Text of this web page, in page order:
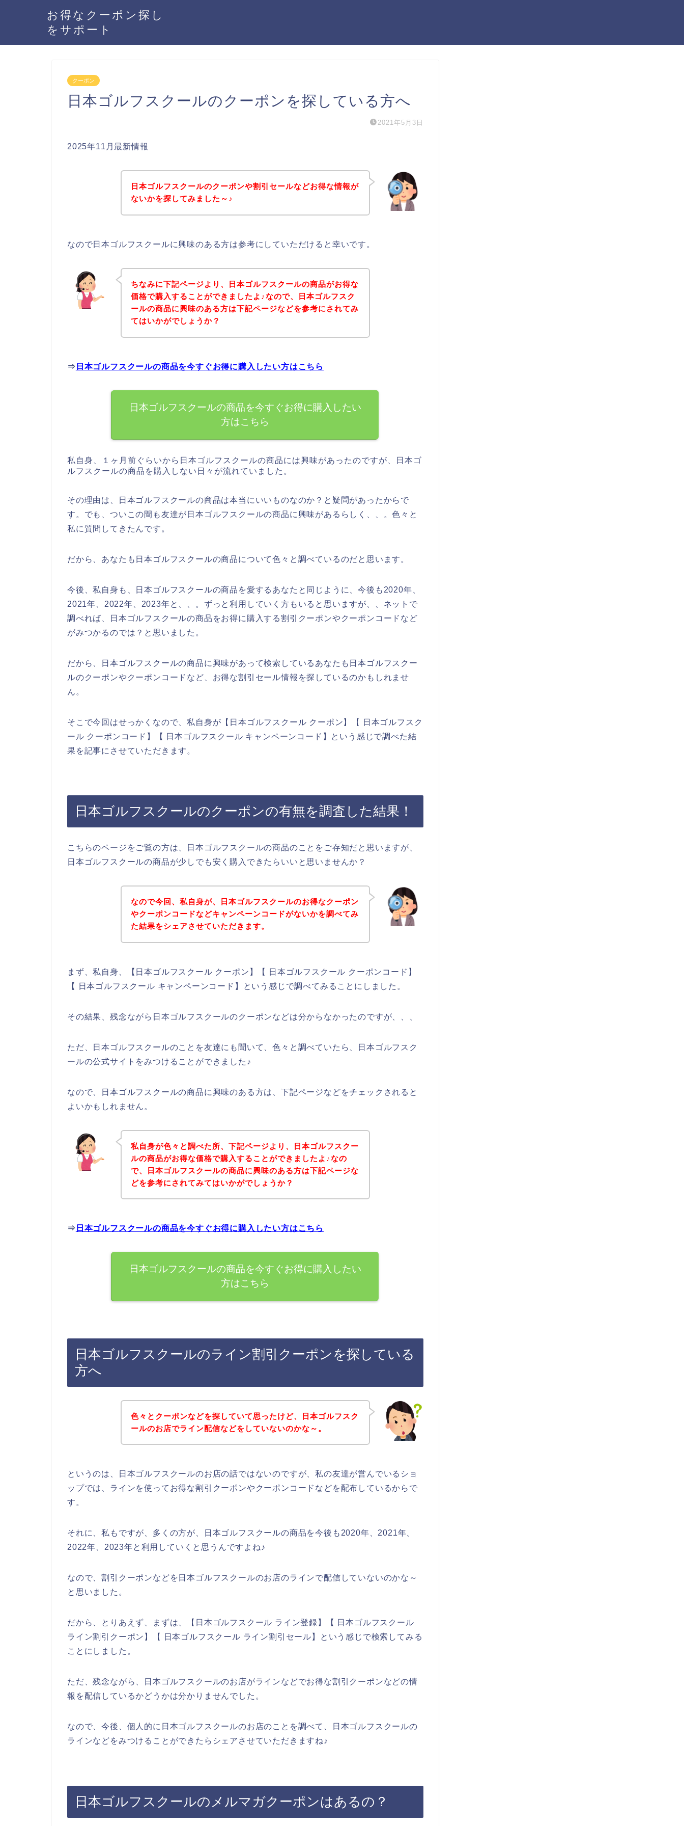
お得なクーポン探し
をサポート
クーポン
日本ゴルフスクールのクーポンを探している方へ
2021年5月3日
2025年11月最新情報
日本ゴルフスクールのクーポンや割引セールなどお得な情報が
ないかを探してみました～♪
なので日本ゴルフスクールに興味のある方は参考にしていただけると幸いです。
ちなみに下記ページより、日本ゴルフスクールの商品がお得な
価格で購入することができましたよ♪なので、日本ゴルフスク
ールの商品に興味のある方は下記ページなどを参考にされてみ
てはいかがでしょうか？
⇒ 日本ゴルフスクールの商品を今すぐお得に購入したい方はこちら
日本ゴルフスクールの商品を今すぐお得に購入したい
方はこちら
私自身、１ヶ月前ぐらいから日本ゴルフスクールの商品には興味があったのですが、日本ゴ
ルフスクールの商品を購入しない日々が流れていました。
その理由は、日本ゴルフスクールの商品は本当にいいものなのか？と疑問があったからで
す。でも、ついこの間も友達が日本ゴルフスクールの商品に興味があるらしく、、。色々と
私に質問してきたんです。
だから、あなたも日本ゴルフスクールの商品について色々と調べているのだと思います。
今後、私自身も、日本ゴルフスクールの商品を愛するあなたと同じように、今後も2020年、
2021年、2022年、2023年と、、。ずっと利用していく方もいると思いますが、、ネットで
調べれば、日本ゴルフスクールの商品をお得に購入する割引クーポンやクーポンコードなど
がみつかるのでは？と思いました。
だから、日本ゴルフスクールの商品に興味があって検索しているあなたも日本ゴルフスクー
ルのクーポンやクーポンコードなど、お得な割引セール情報を探しているのかもしれませ
ん。
そこで今回はせっかくなので、私自身が【日本ゴルフスクール クーポン】【 日本ゴルフスク
ール クーポンコード】【 日本ゴルフスクール キャンペーンコード】という感じで調べた結
果を記事にさせていただきます。
日本ゴルフスクールのクーポンの有無を調査した結果！
こちらのページをご覧の方は、日本ゴルフスクールの商品のことをご存知だと思いますが、
日本ゴルフスクールの商品が少しでも安く購入できたらいいと思いませんか？
なので今回、私自身が、日本ゴルフスクールのお得なクーポン
やクーポンコードなどキャンペーンコードがないかを調べてみ
た結果をシェアさせていただきます。
まず、私自身、【日本ゴルフスクール クーポン】【 日本ゴルフスクール クーポンコード】
【 日本ゴルフスクール キャンペーンコード】という感じで調べてみることにしました。
その結果、残念ながら日本ゴルフスクールのクーポンなどは分からなかったのですが、、、
ただ、日本ゴルフスクールのことを友達にも聞いて、色々と調べていたら、日本ゴルフスク
ールの公式サイトをみつけることができました♪
なので、日本ゴルフスクールの商品に興味のある方は、下記ページなどをチェックされると
よいかもしれません。
私自身が色々と調べた所、下記ページより、日本ゴルフスクー
ルの商品がお得な価格で購入することができましたよ♪なの
で、日本ゴルフスクールの商品に興味のある方は下記ページな
どを参考にされてみてはいかがでしょうか？
⇒ 日本ゴルフスクールの商品を今すぐお得に購入したい方はこちら
日本ゴルフスクールの商品を今すぐお得に購入したい
方はこちら
日本ゴルフスクールのライン割引クーポンを探している
方へ
色々とクーポンなどを探していて思ったけど、日本ゴルフスク
ールのお店でライン配信などをしていないのかな～。
というのは、日本ゴルフスクールのお店の話ではないのですが、私の友達が営んでいるショ
ップでは、ラインを使ってお得な割引クーポンやクーポンコードなどを配布しているからで
す。
それに、私もですが、多くの方が、日本ゴルフスクールの商品を今後も2020年、2021年、
2022年、2023年と利用していくと思うんですよね♪
なので、割引クーポンなどを日本ゴルフスクールのお店のラインで配信していないのかな～
と思いました。
だから、とりあえず、まずは、【日本ゴルフスクール ライン登録】【 日本ゴルフスクール
ライン割引クーポン】【 日本ゴルフスクール ライン割引セール】という感じで検索してみる
ことにしました。
ただ、残念ながら、日本ゴルフスクールのお店がラインなどでお得な割引クーポンなどの情
報を配信しているかどうかは分かりませんでした。
なので、今後、個人的に日本ゴルフスクールのお店のことを調べて、日本ゴルフスクールの
ラインなどをみつけることができたらシェアさせていただきますね♪
日本ゴルフスクールのメルマガクーポンはあるの？